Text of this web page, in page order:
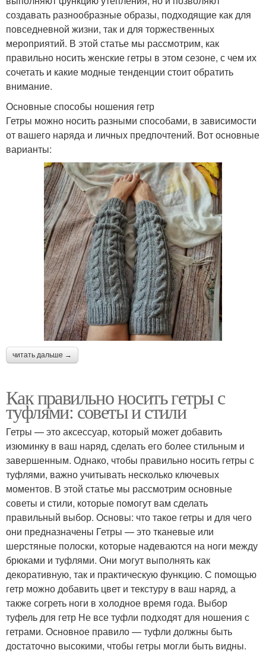
создавать разнообразные образы, подходящие как для
повседневной жизни, так и для торжественных
мероприятий. В этой статье мы рассмотрим, как
правильно носить женские гетры в этом сезоне, с чем их
сочетать и какие модные тенденции стоит обратить
внимание.
Основные способы ношения гетр
Гетры можно носить разными способами, в зависимости
от вашего наряда и личных предпочтений. Вот основные
варианты:
читать дальше →
Как правильно носить гетры с
туфлями: советы и стили
Гетры — это аксессуар, который может добавить
изюминку в ваш наряд, сделать его более стильным и
завершенным. Однако, чтобы правильно носить гетры с
туфлями, важно учитывать несколько ключевых
моментов. В этой статье мы рассмотрим основные
советы и стили, которые помогут вам сделать
правильный выбор. Основы: что такое гетры и для чего
они предназначены Гетры — это тканевые или
шерстяные полоски, которые надеваются на ноги между
брюками и туфлями. Они могут выполнять как
декоративную, так и практическую функцию. С помощью
гетр можно добавить цвет и текстуру в ваш наряд, а
также согреть ноги в холодное время года. Выбор
туфель для гетр Не все туфли подходят для ношения с
гетрами. Основное правило — туфли должны быть
достаточно высокими, чтобы гетры могли быть видны.